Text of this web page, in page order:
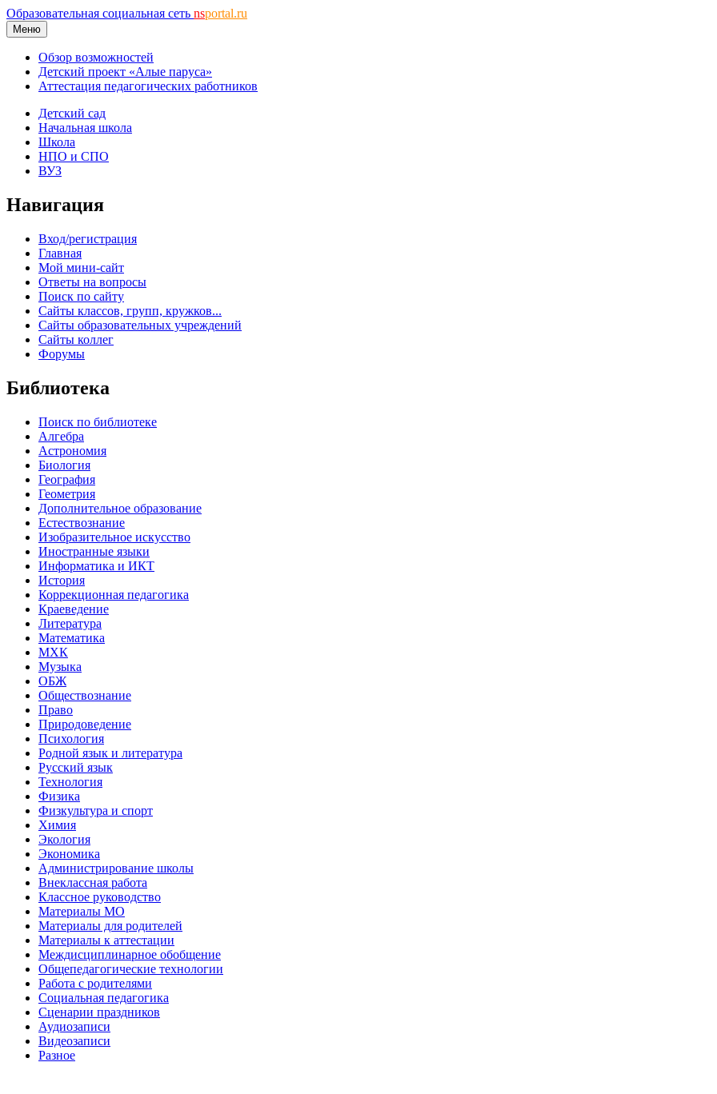
Образовательная социальная сеть nsportal.ru
Меню
Обзор возможностей
Детский проект «Алые паруса»
Аттестация педагогических работников
Детский сад
Начальная школа
Школа
НПО и СПО
ВУЗ
Навигация
Вход/регистрация
Главная
Мой мини-сайт
Ответы на вопросы
Поиск по сайту
Сайты классов, групп, кружков...
Сайты образовательных учреждений
Сайты коллег
Форумы
Библиотека
Поиск по библиотеке
Алгебра
Астрономия
Биология
География
Геометрия
Дополнительное образование
Естествознание
Изобразительное искусство
Иностранные языки
Информатика и ИКТ
История
Коррекционная педагогика
Краеведение
Литература
Математика
МХК
Музыка
ОБЖ
Обществознание
Право
Природоведение
Психология
Родной язык и литература
Русский язык
Технология
Физика
Физкультура и спорт
Химия
Экология
Экономика
Администрирование школы
Внеклассная работа
Классное руководство
Материалы МО
Материалы для родителей
Материалы к аттестации
Междисциплинарное обобщение
Общепедагогические технологии
Работа с родителями
Социальная педагогика
Сценарии праздников
Аудиозаписи
Видеозаписи
Разное